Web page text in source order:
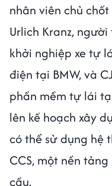
nhân viên chủ
Urlich Kranz,
khởi nghiệp xe tự
điện tại BMW, và
phần mềm tự lái
lên kế hoạch xây
có thể sử dụng hệ
CCS, một nền
cầu.